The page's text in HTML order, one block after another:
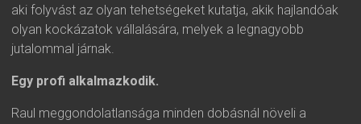
aki folyvást az olyan tehetségeket kutatja, akik hajlandóak
olyan kockázatok vállalására, melyek a legnagyobb
jutalommal járnak.
Egy profi alkalmazkodik.
Raul meggondolatlansága minden dobásnál növeli a